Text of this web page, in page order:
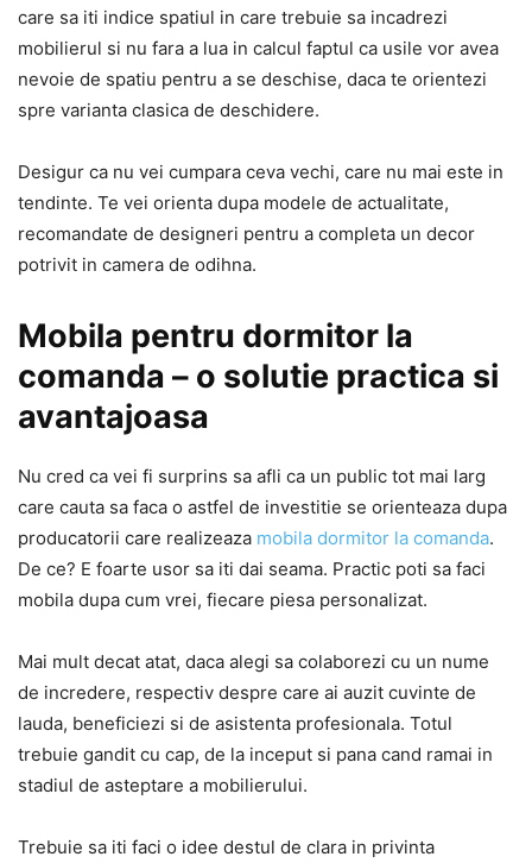
care sa iti indice spatiul in care trebuie sa incadrezi
mobilierul si nu fara a lua in calcul faptul ca usile vor avea
nevoie de spatiu pentru a se deschise, daca te orientezi
spre varianta clasica de deschidere.
Desigur ca nu vei cumpara ceva vechi, care nu mai este in
tendinte. Te vei orienta dupa modele de actualitate,
recomandate de designeri pentru a completa un decor
potrivit in camera de odihna.
Mobila pentru dormitor la
comanda – o solutie practica si
avantajoasa
Nu cred ca vei fi surprins sa afli ca un public tot mai larg
care cauta sa faca o astfel de investitie se orienteaza dupa
producatorii care realizeaza mobila dormitor la comanda.
De ce? E foarte usor sa iti dai seama. Practic poti sa faci
mobila dupa cum vrei, fiecare piesa personalizat.
Mai mult decat atat, daca alegi sa colaborezi cu un nume
de incredere, respectiv despre care ai auzit cuvinte de
lauda, beneficiezi si de asistenta profesionala. Totul
trebuie gandit cu cap, de la inceput si pana cand ramai in
stadiul de asteptare a mobilierului.
Trebuie sa iti faci o idee destul de clara in privinta